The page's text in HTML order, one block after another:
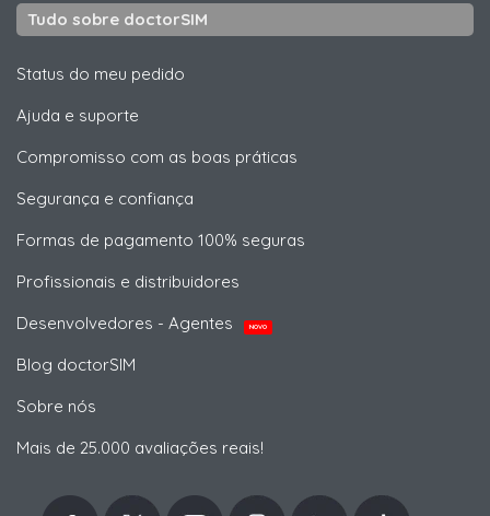
Tudo sobre doctorSIM
Status do meu pedido
Ajuda e suporte
Compromisso com as boas práticas
Segurança e confiança
Formas de pagamento 100% seguras
Profissionais e distribuidores
Desenvolvedores - Agentes
NOVO
Blog doctorSIM
Sobre nós
Mais de 25.000 avaliações reais!